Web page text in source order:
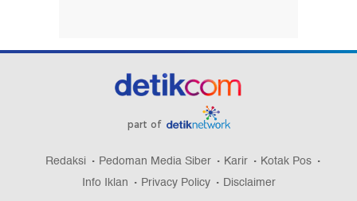
part of
Redaksi Pedoman Media Siber Karir
Kotak Pos
Info Iklan
Privacy Policy Disclaimer